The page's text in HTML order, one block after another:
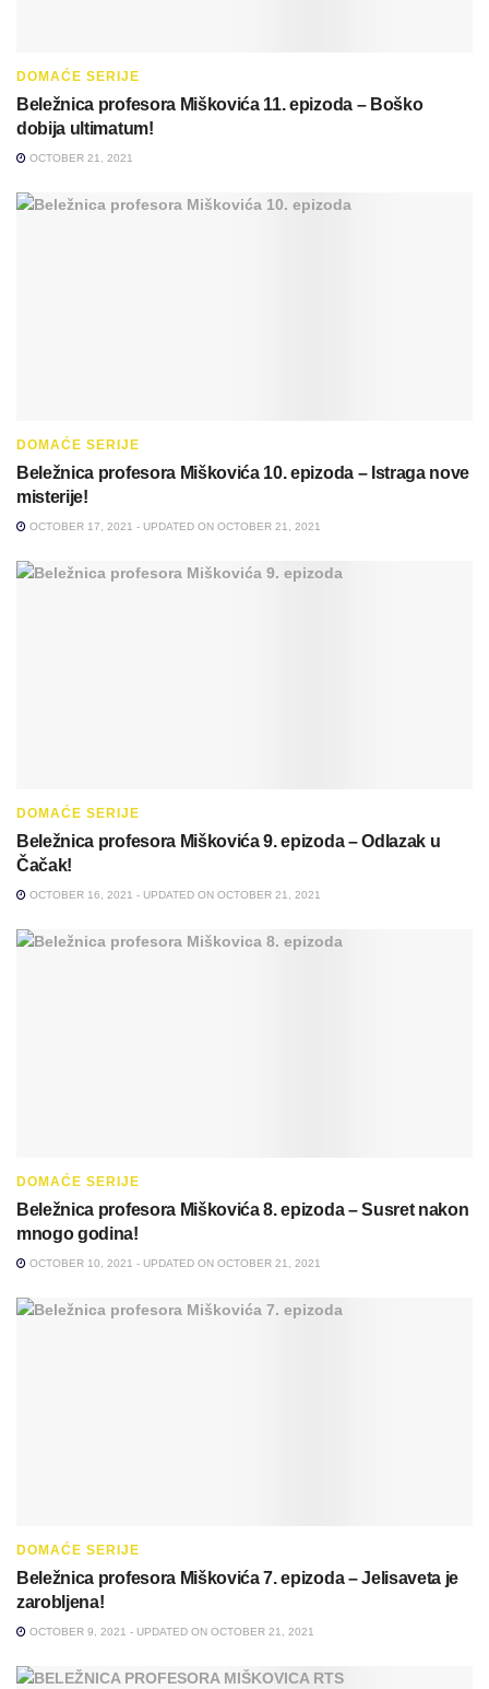
DOMAĆE SERIJE
Beležnica profesora Miškovića 11. epizoda – Boško
dobija ultimatum!
OCTOBER 21, 2021
DOMAĆE SERIJE
Beležnica profesora Miškovića 10. epizoda – Istraga nove
misterije!
OCTOBER 17, 2021 - UPDATED ON OCTOBER 21, 2021
DOMAĆE SERIJE
Beležnica profesora Miškovića 9. epizoda – Odlazak u
Čačak!
OCTOBER 16, 2021 - UPDATED ON OCTOBER 21, 2021
DOMAĆE SERIJE
Beležnica profesora Miškovića 8. epizoda – Susret nakon
mnogo godina!
OCTOBER 10, 2021 - UPDATED ON OCTOBER 21, 2021
DOMAĆE SERIJE
Beležnica profesora Miškovića 7. epizoda – Jelisaveta je
zarobljena!
OCTOBER 9, 2021 - UPDATED ON OCTOBER 21, 2021